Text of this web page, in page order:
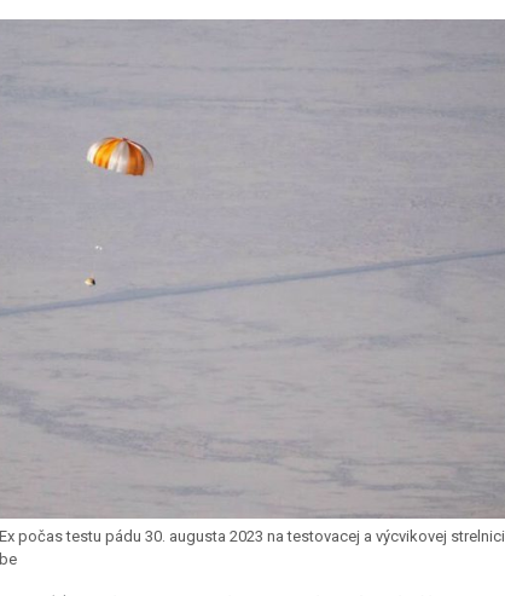
počas testu pádu 30. augusta 2023 na testovacej a výcvikovej strelnici